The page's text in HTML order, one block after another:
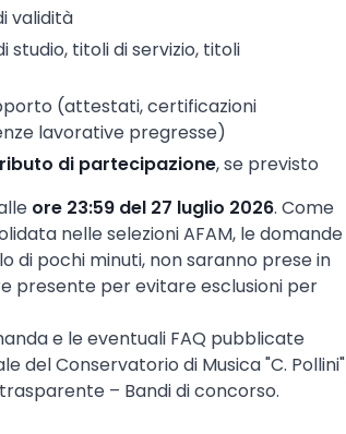
validità
studio, titoli di servizio, titoli
(attestati, certificazioni
lavorative pregresse)
di partecipazione, se previsto
ore 23:59 del 27 luglio 2026. Come
nelle selezioni AFAM, le domande
di pochi minuti, non saranno prese in
presente per evitare esclusioni per
e le eventuali FAQ pubblicate
del Conservatorio di Musica "C. Pollini"
– Bandi di concorso.